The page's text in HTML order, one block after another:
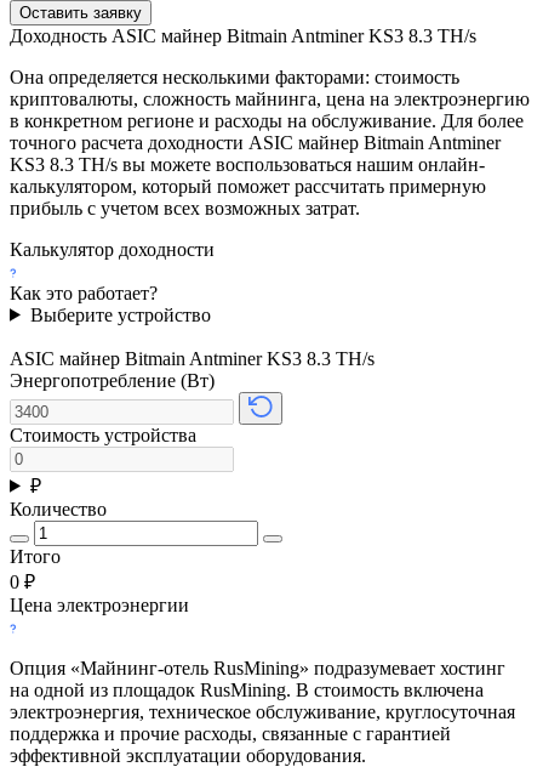
Оставить заявку
Доходность ASIC майнер Bitmain Antminer KS3 8.3 TH/s
Она определяется несколькими факторами: стоимость
криптовалюты, сложность майнинга, цена на электроэнергию
в конкретном регионе и расходы на обслуживание. Для более
точного расчета доходности ASIC майнер Bitmain Antminer
KS3 8.3 TH/s вы можете воспользоваться нашим онлайн-
калькулятором, который поможет рассчитать примерную
прибыль с учетом всех возможных затрат.
Калькулятор доходности
Как это работает?
Выберите устройство
ASIC майнер Bitmain Antminer KS3 8.3 TH/s
Энергопотребление (Вт)
Стоимость устройства
₽
Количество
Итого
0 ₽
Цена электроэнергии
Опция «Майнинг-отель RusMining» подразумевает хостинг
на одной из площадок RusMining. В стоимость включена
электроэнергия, техническое обслуживание, круглосуточная
поддержка и прочие расходы, связанные с гарантией
эффективной эксплуатации оборудования.